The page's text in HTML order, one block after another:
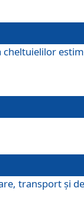
transport şi